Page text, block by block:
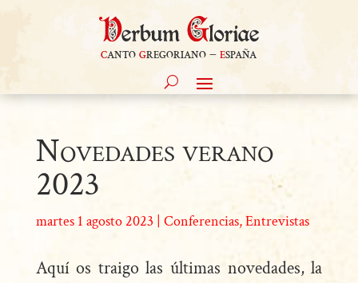
cantogregoriano –españa
Novedades verano
2023
martes 1 agosto 2023 | Conferencias,Entrevistas
Aquí os traigo las últimas novedades, la